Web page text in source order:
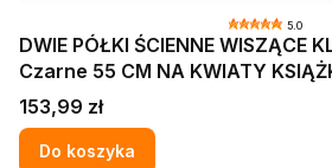
5.0
DWIE PÓŁKI ŚCIENNE WISZĄCE
Czarne 55 CM NA KWIATY
Cena
153,99 zł
Do koszyka